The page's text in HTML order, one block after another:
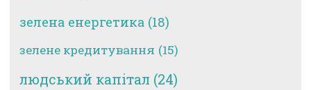
зелена енергетика (18)
зелене кредитування (15)
людський капітал (24)